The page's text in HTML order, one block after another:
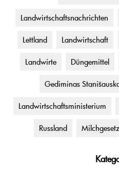
Landwirtschaftsnachrichten
Lettland Landwirtschaft
Landwirte Düngemittel
Gediminas
Landwirtschaftsministerium
Russland Milchgesetz